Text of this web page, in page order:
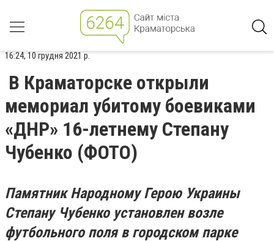
16:24, 10 грудня 2021 р.
В Краматорске открыли
мемориал убитому боевиками
«ДНР» 16-летнему Степану
Чубенко (ФОТО)
Памятник Народному Герою Украины
Степану Чубенко установлен возле
футбольного поля в городском парке